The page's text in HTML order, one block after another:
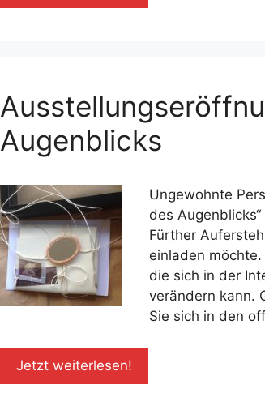
Augenblicks
Ungewohnte
des
Fürther
einladen
die sich in der
verändern kann.
Sie sich in den
Jetzt weiterlesen!